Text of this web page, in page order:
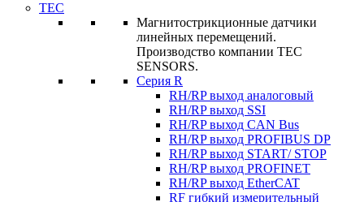
TEC
Магнитострикционные датчики
линейных перемещений.
Производство компании TEC
SENSORS.
Серия R
RH/RP выход аналоговый
RH/RP выход SSI
RH/RP выход CAN Bus
RH/RP выход PROFIBUS DP
RH/RP выход START/ STOP
RH/RP выход PROFINET
RH/RP выход EtherCAT
RF гибкий измерительный